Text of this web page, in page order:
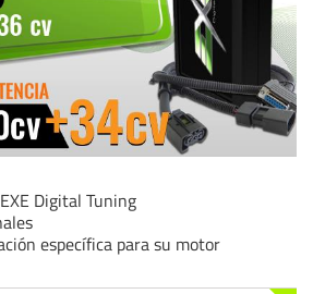
Digital Tuning
específica para su motor